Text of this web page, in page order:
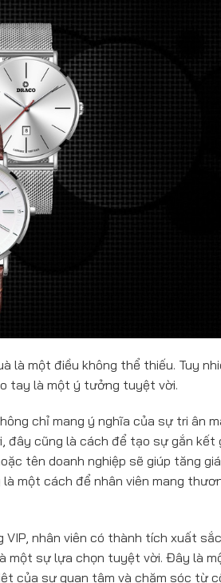
là một điều không thể thiếu. Tuy
tay là một ý tưởng tuyệt vời.
chỉ mang ý nghĩa của sự tri ân
đây cũng là cách để tạo sự gắn kết
tên doanh nghiệp sẽ giúp tăng
một cách để nhân viên mang
nhân viên có thành tích xuất sắc
một sự lựa chọn tuyệt vời. Đây là
của sự quan tâm và chăm sóc từ